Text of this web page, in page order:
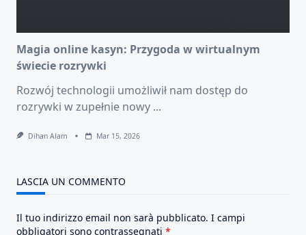
Magia online kasyn: Przygoda w wirtualnym
świecie rozrywki
Rozwój technologii umożliwił nam dostęp do
rozrywki w zupełnie nowy ...
Dihan Alam Mar 15, 2026
LASCIA UN COMMENTO
Il tuo indirizzo email non sarà pubblicato. I campi
obbligatori sono contrassegnati *